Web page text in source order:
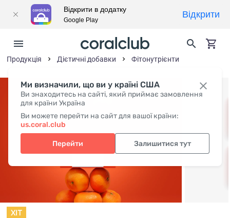
Ми визначили, що ви у країні США
Ви знаходитесь на сайті, який приймає замовлення
для країни Україна
Ви можете перейти на сайт для вашої країни:
us.coral.club
Перейти Залишитися тут
Продукція Дієтичні добавки Фітонутрієнти
ХIT
Відкрити в додатку
Google Play
Відкрити